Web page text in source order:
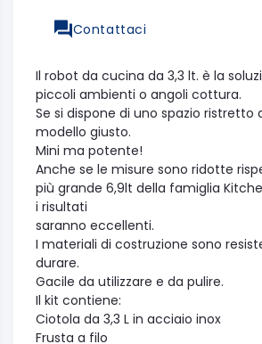
Contattaci
Il robot da cucina da 3,3 lt. è la
piccoli ambienti o angoli cottura.
Se si dispone di uno spazio ristretto
modello giusto.
Mini ma potente!
Anche se le misure sono ridotte
più grande 6,9lt della famiglia
i risultati
saranno eccellenti.
I materiali di costruzione sono
durare.
Gacile da utilizzare e da pulire.
Il kit contiene:
Ciotola da 3,3 L in acciaio inox
Frusta a filo